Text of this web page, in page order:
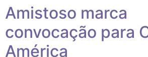
Amistoso marca
convocação para
América